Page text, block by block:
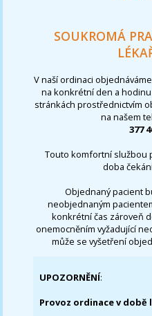
SOUKROMÁ
V naší ordinaci
na konkrétní den a
stránkách prostřednictvím
na našem
377
Touto komfortní službou
doba
Objednaný pacient
neobjednaným
konkrétní čas zároveň
onemocněním vyžadující
může se vyšetření
UPOZORNĚNÍ:
Provoz ordinace v době